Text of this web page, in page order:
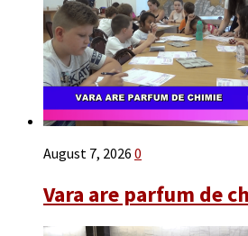
August 7, 2026 0
Vara are parfum de